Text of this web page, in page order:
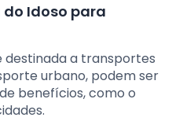
do Idoso para
destinada a transportes
urbano, podem ser
benefícios, como o